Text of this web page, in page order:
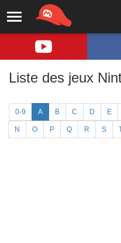
Liste des jeux
0-9 A B C D E
N O P Q R S